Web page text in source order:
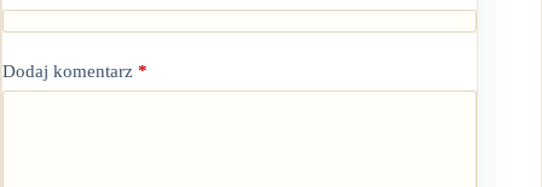
Dodaj komentarz *